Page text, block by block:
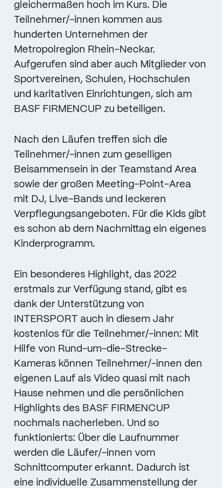
gleichermaßen hoch im Kurs. Die
Teilnehmer/-innen kommen aus
hunderten Unternehmen der
Metropolregion Rhein-Neckar.
Aufgerufen sind aber auch Mitglieder von
Sportvereinen, Schulen, Hochschulen
und karitativen Einrichtungen, sich am
BASF FIRMENCUP zu beteiligen.
Nach den Läufen treffen sich die
Teilnehmer/-innen zum geselligen
Beisammensein in der Teamstand Area
sowie der großen Meeting-Point-Area
mit DJ, Live-Bands und leckeren
Verpflegungsangeboten. Für die Kids gibt
es schon ab dem Nachmittag ein eigenes
Kinderprogramm.
Ein besonderes Highlight, das 2022
erstmals zur Verfügung stand, gibt es
dank der Unterstützung von
INTERSPORT auch in diesem Jahr
kostenlos für die Teilnehmer/-innen: Mit
Hilfe von Rund-um-die-Strecke-
Kameras können Teilnehmer/-innen den
eigenen Lauf als Video quasi mit nach
Hause nehmen und die persönlichen
Highlights des BASF FIRMENCUP
nochmals nacherleben. Und so
funktionierts: Über die Laufnummer
werden die Läufer/-innen vom
Schnittcomputer erkannt. Dadurch ist
eine individuelle Zusammenstellung der